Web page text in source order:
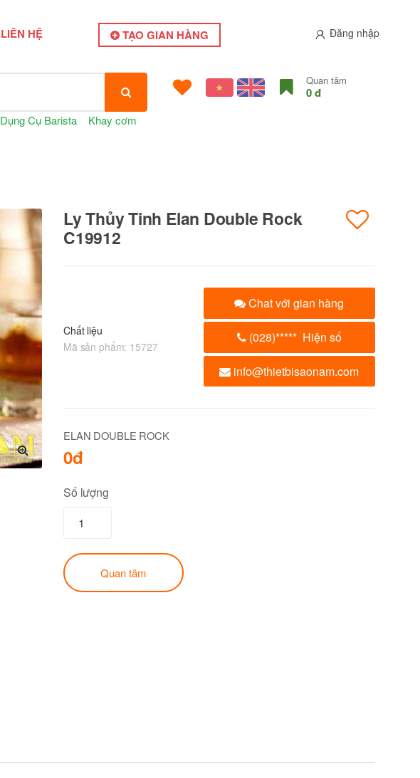
LIÊN HỆ TẠO GIAN HÀNG Đăng nhập
Dụng Cụ Barista Khay cơm
Quan tâm
0 đ
🔍
Ly Thủy Tinh Elan Double Rock
C19912
Chất liệu
Mã sản phẩm: 15727
Chat với gian hàng
(028)***** Hiện số
info@thietbisaonam.com
ELAN DOUBLE ROCK
0đ
Số lượng
Quan tâm